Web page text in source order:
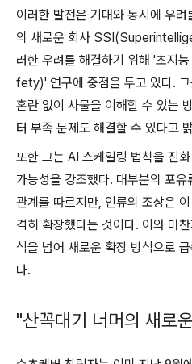
이러한 발전은 기대와 동시에 우
의 새로운 회사
러한 우려를 해결하기 위해 '초지
fety)' 연구에 중점을 두고 있다.
혼란 없이 사물을 이해할 수 있는
터 부족 문제도 해결할 수 있다고
또한 그는 AI 스케일링 법칙을 진
가능성을 강조했다. 대부분의 포유
관계를 따르지만, 인류의 조상은
격히 확장했다는 것이다. 이와 마
식을 넘어 새로운 확장 방식으로
다.
"산꼭대기 너머의 새로